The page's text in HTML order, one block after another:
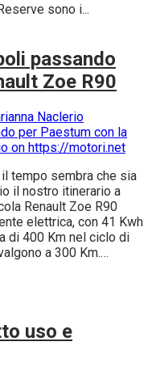
sono i...
passando
Zoe R90
Naclerio
tempo sembra che sia
il nostro itinerario a
Renault Zoe R90
elettrica, con 41 Kwh
di 400 Km nel ciclo di
a 300 Km.…
uso e